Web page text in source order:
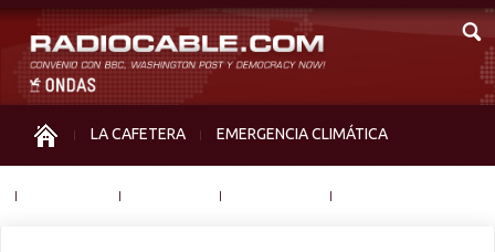
LA CAFETERA EMERGENCIA CLIMÁTICA